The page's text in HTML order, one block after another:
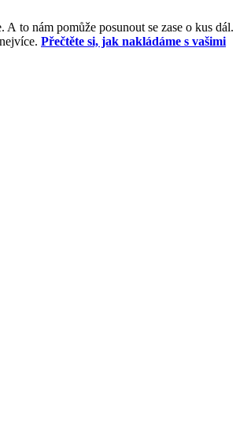
to nám pomůže posunout se zase o kus dál.
Přečtěte si, jak nakládáme s vašimi